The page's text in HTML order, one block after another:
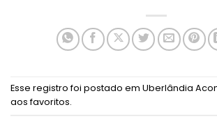
Esse registro foi postado em Uberlândia
aos favoritos.